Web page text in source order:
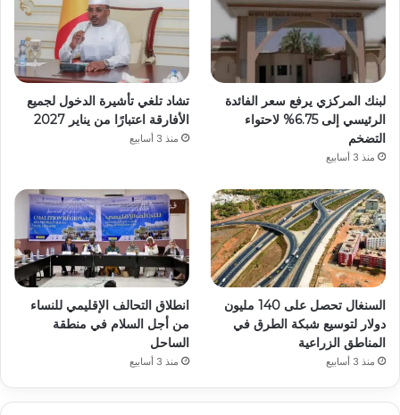
لبنك المركزي يرفع سعر الفائدة
الرئيسي إلى 6.75% لاحتواء
التضخم
منذ 3 أسابيع
تشاد تلغي تأشيرة الدخول لجميع
الأفارقة اعتبارًا من يناير 2027
منذ 3 أسابيع
السنغال تحصل على 140 مليون
دولار لتوسيع شبكة الطرق في
المناطق الزراعية
منذ 3 أسابيع
انطلاق التحالف الإقليمي للنساء
من أجل السلام في منطقة
الساحل
منذ 3 أسابيع